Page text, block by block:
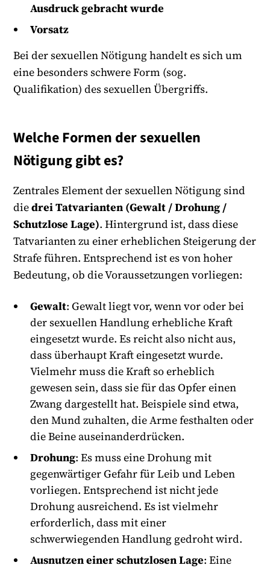
Ausdruck gebracht wurde
Vorsatz
Bei der sexuellen Nötigung handelt es sich um
eine besonders schwere Form (sog.
Qualifikation) des sexuellen Übergriffs.
Welche Formen der sexuellen
Nötigung gibt es?
Zentrales Element der sexuellen Nötigung sind
diedrei Tatvarianten (Gewalt / Drohung /
Schutzlose Lage). Hintergrund ist, dass diese
Tatvarianten zu einer erheblichen Steigerung der
Strafe führen. Entsprechend ist es von hoher
Bedeutung, ob die Voraussetzungen vorliegen:
Gewalt: Gewalt liegt vor, wenn vor oder bei
der sexuellen Handlung erhebliche Kraft
eingesetzt wurde. Es reicht also nicht aus,
dass überhaupt Kraft eingesetzt wurde.
Vielmehr muss die Kraft so erheblich
gewesen sein, dass sie für das Opfer einen
Zwang dargestellt hat. Beispiele sind etwa,
den Mund zuhalten, die Arme festhalten oder
die Beine auseinanderdrücken.
Drohung: Es muss eine Drohung mit
gegenwärtiger Gefahr für Leib und Leben
vorliegen. Entsprechend ist nicht jede
Drohung ausreichend. Es ist vielmehr
erforderlich, dass mit einer
schwerwiegenden Handlung gedroht wird.
Ausnutzen einer schutzlosen Lage: Eine